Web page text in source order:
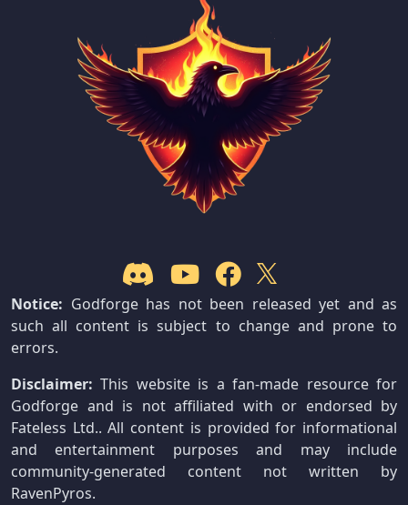
Notice: Godforge has not been released yet and as
such all content is subject to change and prone to
errors.
Disclaimer: This website is a fan-made resource for
Godforge and is not affiliated with or endorsed by
Fateless Ltd.. All content is provided for informational
and entertainment purposes and may include
community-generated content not written by
RavenPyros.